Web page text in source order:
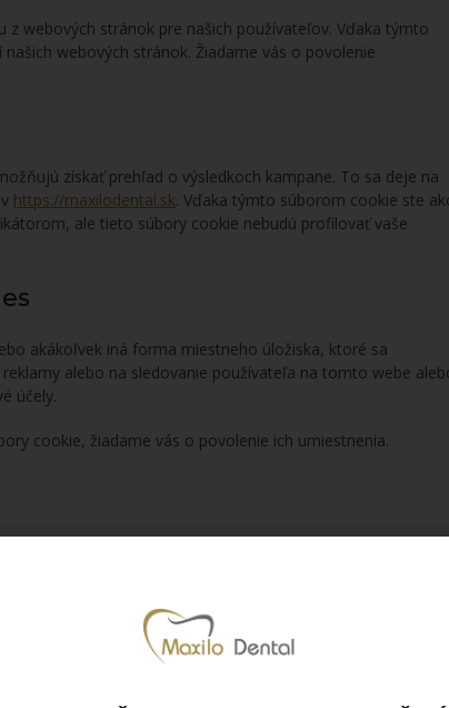
webových stránok pre našich používateľov. Vďaka týmto
webových stránok. Žiadame vás o povolenie
získať prehľad o výsledkoch kampane. To sa deje na
https://maxilodental.sk. Vďaka týmto súborom cookie ste
ale tieto súbory cookie nebudú profilovať vaše
akákoľvek iná forma miestneho úložiska, ktoré sa
alebo na sledovanie používateľa na tomto webe
účely.
cookie, žiadame vás o povolenie ich umiestnenia.
Štatistické (anonymné)